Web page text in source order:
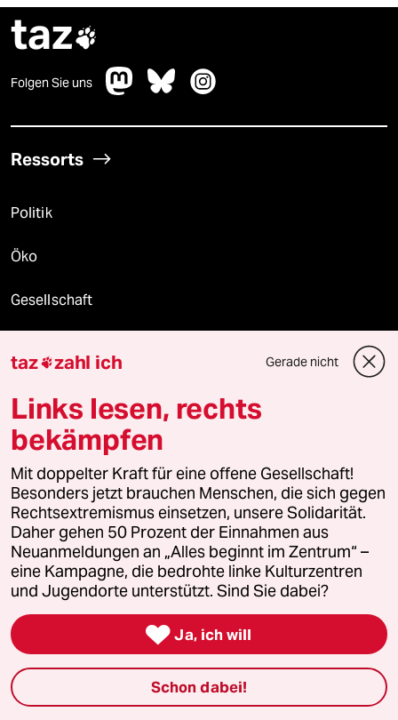
taz
Folgen Sie uns
Ressorts
Politik
Öko
Gesellschaft
Berlin
Nord
Wahrheit
Themen
Iran-Krieg
Ceuta
taz zahl ich Gerade nicht
Links lesen, rechts
bekämpfen
Mit doppelter Kraft für eine offene Gesellschaft!
Besonders jetzt brauchen Menschen, die sich gegen
Rechtsextremismus einsetzen, unsere Solidarität.
Daher gehen 50 Prozent der Einnahmen aus
Neuanmeldungen an „Alles beginnt im Zentrum“ –
eine Kampagne, die bedrohte linke Kulturzentren
und Jugendorte unterstützt. Sind Sie dabei?
 Ja, ich will
Schon dabei!